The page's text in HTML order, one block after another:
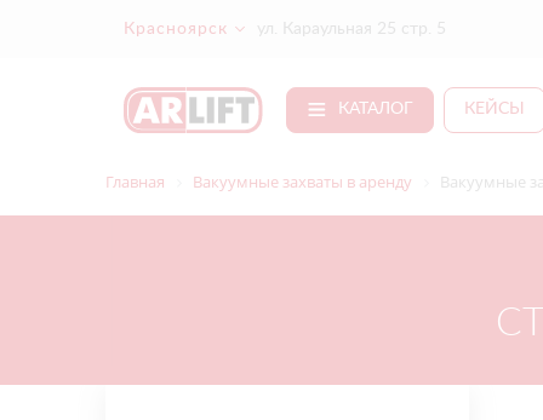
Красноярск ул. Караульная 25 стр. 5
КАТАЛОГ КЕЙСЫ
Главная Вакуумные захваты в аренду Вакуумные